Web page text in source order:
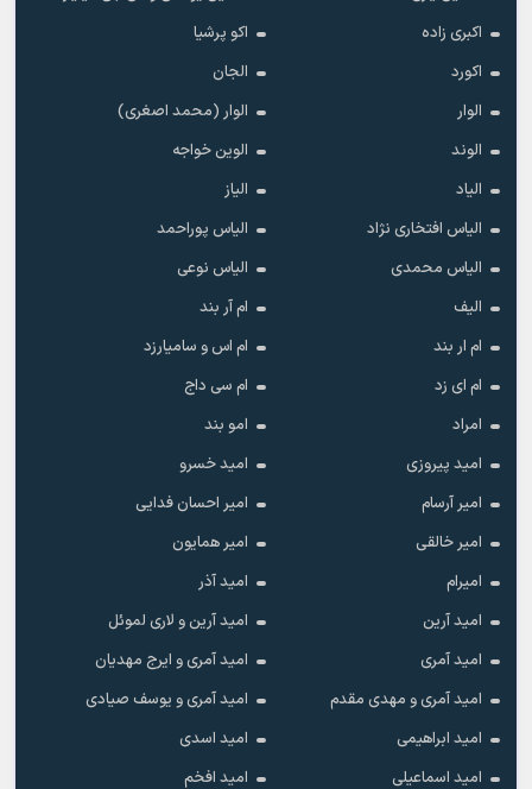
اکبری زاده
اکو پرشیا
اکورد
الجان
الوار
الوار (محمد اصغری)
الوند
الوین خواجه
الیاد
الیاز
الیاس افتخاری نژاد
الیاس پوراحمد
الیاس محمدی
الیاس نوعی
الیف
ام آر بند
ام ار بند
ام اس و سامیارزد
ام ای زد
ام سی داج
امراد
امو بند
امید پیروزی
امید خسرو
امیر آرسام
امیر احسان فدایی
امیر خالقى
امیر همایون
امیرام
امید آذر
امید آرین
امید آرین و لاری لموئل
امید آمری
امید آمری و ایرج مهدیان
امید آمری و مهدی مقدم
امید آمری و یوسف صیادی
امید ابراهیمی
امید اسدی
امید اسماعیلی
امید افخم